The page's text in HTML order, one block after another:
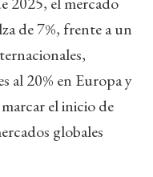
de 7%, frente a un
al 20% en Europa y
el inicio de
globales